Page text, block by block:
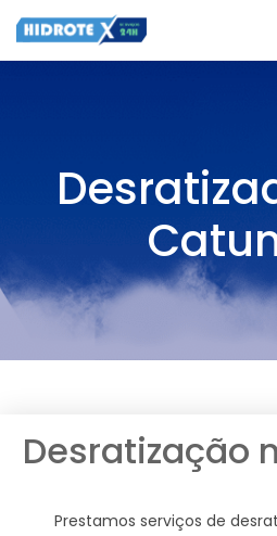
Desratização
Prestamos serviços de